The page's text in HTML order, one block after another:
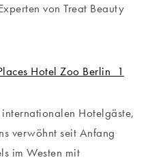
von Treat Beauty
Hotelgäste,
verwöhnt seit Anfang
im Westen mit